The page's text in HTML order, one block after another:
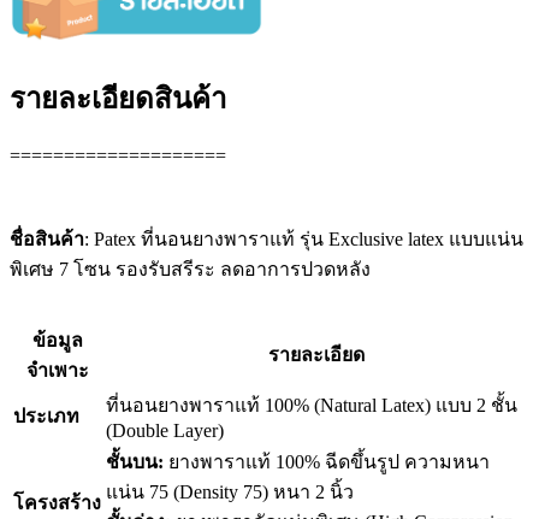
รายละเอียดสินค้า
====================
ชื่อสินค้า: Patex ที่นอนยางพาราแท้ รุ่น Exclusive latex แบบแน่น
พิเศษ 7 โซน รองรับสรีระ ลดอาการปวดหลัง
ข้อมูล
จำเพาะ
รายละเอียด
ประเภท
ที่นอนยางพาราแท้ 100% (Natural Latex) แบบ 2 ชั้น
(Double Layer)
โครงสร้าง
ชั้นบน: ยางพาราแท้ 100% ฉีดขึ้นรูป ความหนา
แน่น 75 (Density 75) หนา 2 นิ้ว